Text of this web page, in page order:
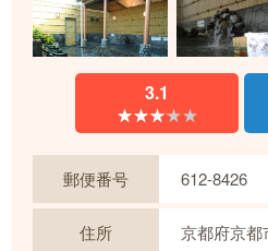
3.1
★★★★★
★★★★★
郵便番号 612-8426
住所
京都府京